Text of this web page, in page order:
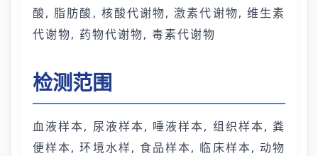
酸, 脂肪酸, 核酸代谢物, 激素代谢物, 维生素
代谢物, 药物代谢物, 毒素代谢物
检测范围
血液样本, 尿液样本, 唾液样本, 组织样本, 粪
便样本, 环境水样, 食品样本, 临床样本, 动物